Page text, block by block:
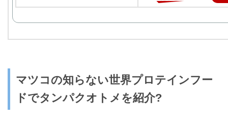
マツコの知らない世界プロテインフー
ドでタンパクオトメを紹介?